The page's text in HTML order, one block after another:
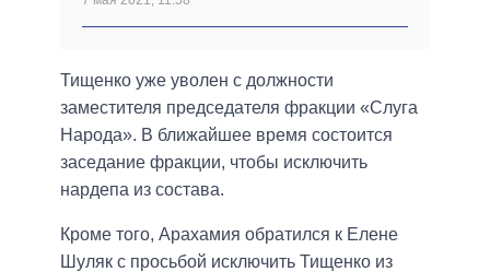
Тищенко уже уволен с должности
заместителя председателя фракции «Слуга
Народа». В ближайшее время состоится
заседание фракции, чтобы исключить
нардепа из состава.
Кроме того, Арахамия обратился к Елене
Шуляк с просьбой исключить Тищенко из